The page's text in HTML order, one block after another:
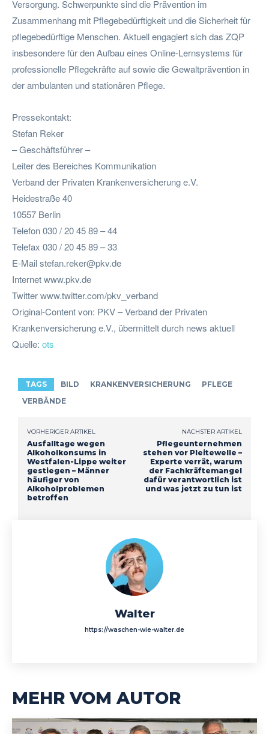
Versorgung. Schwerpunkte sind die Prävention im
Zusammenhang mit Pflegebedürftigkeit und die Sicherheit für
pflegebedürftige Menschen. Aktuell engagiert sich das ZQP
insbesondere für den Aufbau eines Online-Lernsystems für
professionelle Pflegekräfte auf sowie die Gewaltprävention in
der ambulanten und stationären Pflege.
Pressekontakt:
Stefan Reker
– Geschäftsführer –
Leiter des Bereiches Kommunikation
Verband der Privaten Krankenversicherung e.V.
Heidestraße 40
10557 Berlin
Telefon 030 / 20 45 89 – 44
Telefax 030 / 20 45 89 – 33
E-Mailstefan.reker@pkv.de
Internet www.pkv.de
Twitter www.twitter.com/pkv_verband
Original-Content von: PKV – Verband der Privaten
Krankenversicherung e.V., übermittelt durch news aktuell
Quelle: ots
TAGS BILD KRANKENVERSICHERUNG
PFLEGE
VERBÄNDE
VORHERIGER ARTIKEL
Ausfalltage wegen
Alkoholkonsums in
Westfalen-Lippe weiter
gestiegen – Männer
häufiger von
Alkoholproblemen
betroffen
NÄCHSTER ARTIKEL
Pflegeunternehmen
stehen vor Pleitewelle –
Experte verrät, warum
der Fachkräftemangel
dafür verantwortlich ist
und was jetzt zu tun ist
Walter
https://waschen-wie-walter.de
MEHR VOM AUTOR